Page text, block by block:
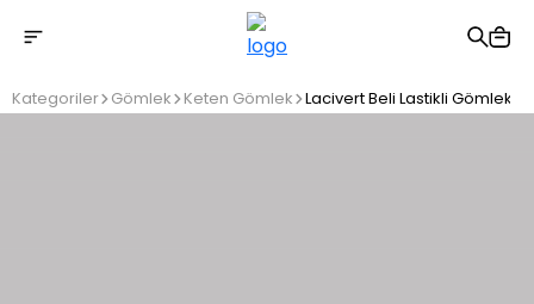
2500 TL üzeri ücretsiz kargo
Kategoriler Gömlek Keten Gömlek Lacivert Beli Lastikli Gömlek